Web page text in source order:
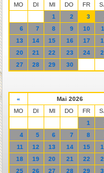
MO
DI MI DO FR
1
2 3
6
7 8 9 10
13
14 15 16 17
20
21 22 23 24
27
28 29 30
« Mai 2026
MO
DI MI DO FR
1
4
5 6 7 8
11
12 13 14 15
18
19 20 21 22
25
26 27 28 29